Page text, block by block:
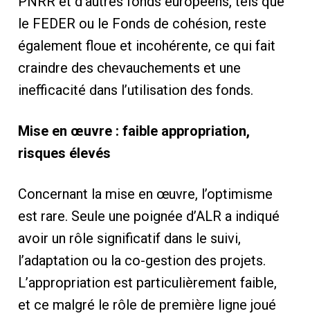
le FEDER ou le Fonds de cohésion, reste
également floue et incohérente, ce qui fait
craindre des chevauchements et une
inefficacité dans l’utilisation des fonds.
Mise en œuvre : faible appropriation,
risques élevés
Concernant la mise en œuvre, l’optimisme
est rare. Seule une poignée d’ALR a indiqué
avoir un rôle significatif dans le suivi,
l’adaptation ou la co-gestion des projets.
L’appropriation est particulièrement faible,
et ce malgré le rôle de première ligne joué